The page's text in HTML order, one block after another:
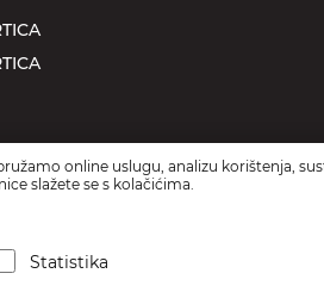
online uslugu, analizu korištenja,
slažete se s kolačićima.
Statistika